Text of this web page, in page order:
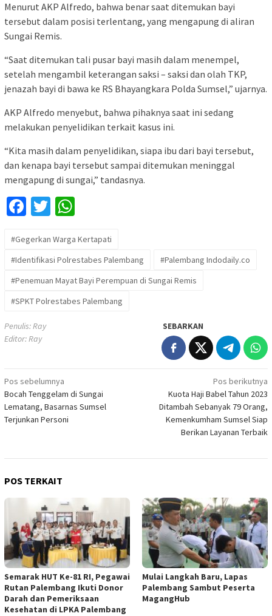
Menurut AKP Alfredo, bahwa benar saat ditemukan bayi
tersebut dalam posisi terlentang, yang mengapung di aliran
Sungai Remis.
“Saat ditemukan tali pusar bayi masih dalam menempel,
setelah mengambil keterangan saksi – saksi dan olah TKP,
jenazah bayi di bawa ke RS Bhayangkara Polda Sumsel,” ujarnya.
AKP Alfredo menyebut, bahwa pihaknya saat ini sedang
melakukan penyelidikan terkait kasus ini.
“Kita masih dalam penyelidikan, siapa ibu dari bayi tersebut,
dan kenapa bayi tersebut sampai ditemukan meninggal
mengapung di sungai,” tandasnya.
Facebook
Twitter
#Gegerkan Warga Kertapati
#Identifikasi Polrestabes Palembang
#Palembang Indodaily.co
#Penemuan Mayat Bayi Perempuan di Sungai Remis
#SPKT Polrestabes Palembang
Penulis: Ray
Editor: Ray
SEBARKAN
Navigasi
pos
Pos sebelumnya
Bocah Tenggelam di Sungai
Lematang, Basarnas Sumsel
Terjunkan Personi
Pos berikutnya
Kuota Haji Babel Tahun 2023
Ditambah Sebanyak 79 Orang,
Kemenkumham Sumsel Siap
Berikan Layanan Terbaik
POS TERKAIT
Semarak HUT Ke-81 RI, Pegawai
Rutan Palembang Ikuti Donor
Darah dan Pemeriksaan
Kesehatan di LPKA Palembang
Mulai Langkah Baru, Lapas
Palembang Sambut Peserta
MagangHub